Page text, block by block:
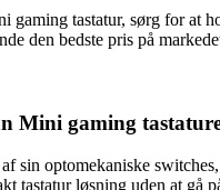
gaming tastatur, sørg for at
den bedste pris på
Mini gaming
sin optomekaniske
tastatur løsning uden at gå